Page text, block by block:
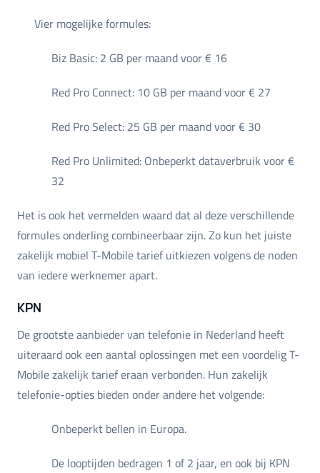
Vier mogelijke formules:
Biz Basic: 2 GB per maand voor € 16
Red Pro Connect: 10 GB per maand voor € 27
Red Pro Select: 25 GB per maand voor € 30
Red Pro Unlimited: Onbeperkt dataverbruik voor €
32
Het is ook het vermelden waard dat al deze verschillende
formules onderling combineerbaar zijn. Zo kun het juiste
zakelijk mobiel T-Mobile tarief uitkiezen volgens de noden
van iedere werknemer apart.
KPN
De grootste aanbieder van telefonie in Nederland heeft
uiteraard ook een aantal oplossingen met een voordelig T-
Mobile zakelijk tarief eraan verbonden. Hun zakelijk
telefonie-opties bieden onder andere het volgende:
Onbeperkt bellen in Europa.
De looptijden bedragen 1 of 2 jaar, en ook bij KPN